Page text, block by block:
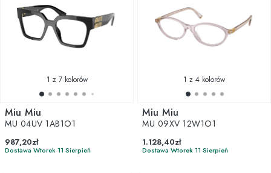
1 z 7 kolorów
Miu Miu
MU 04UV 1AB1O1
987,20zł
Dostawa Wtorek 11 Sierpień
1 z 4 kolorów
Miu Miu
MU 09XV 12W1O1
1.128,40zł
Dostawa Wtorek 11 Sierpień